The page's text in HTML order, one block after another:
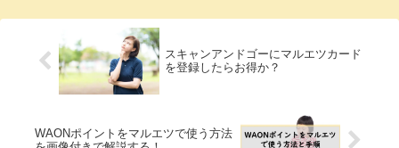
スキャンアンドゴーにマルエツカード
を登録したらお得か？
WAONポイントをマルエツで使う方法